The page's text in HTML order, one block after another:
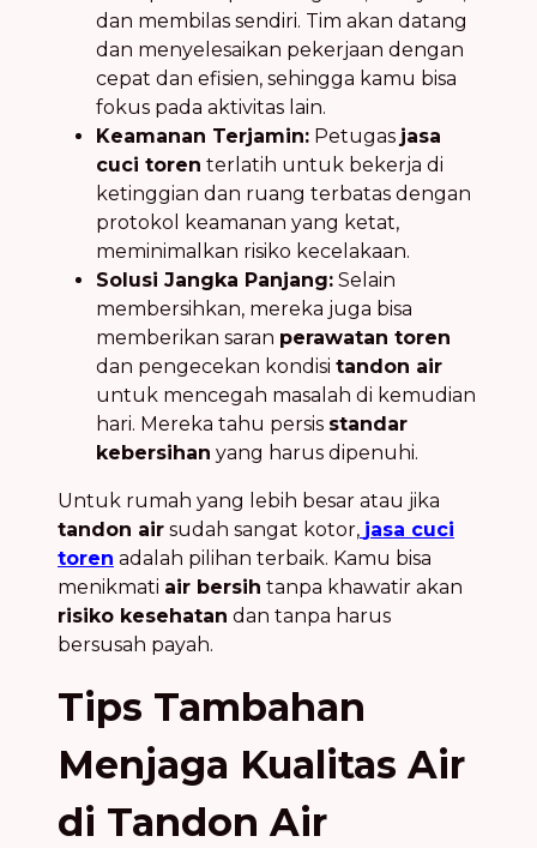
dan membilas sendiri. Tim akan datang
dan menyelesaikan pekerjaan dengan
cepat dan efisien, sehingga kamu bisa
fokus pada aktivitas lain.
Keamanan Terjamin: Petugas jasa
cuci toren terlatih untuk bekerja di
ketinggian dan ruang terbatas dengan
protokol keamanan yang ketat,
meminimalkan risiko kecelakaan.
Solusi Jangka Panjang: Selain
membersihkan, mereka juga bisa
memberikan saran perawatan toren
dan pengecekan kondisi tandon air
untuk mencegah masalah di kemudian
hari. Mereka tahu persis standar
kebersihan yang harus dipenuhi.
Untuk rumah yang lebih besar atau jika
tandon air sudah sangat kotor, jasa cuci
toren adalah pilihan terbaik. Kamu bisa
menikmati air bersih tanpa khawatir akan
risiko kesehatan dan tanpa harus
bersusah payah.
Tips Tambahan
Menjaga Kualitas Air
di Tandon Air